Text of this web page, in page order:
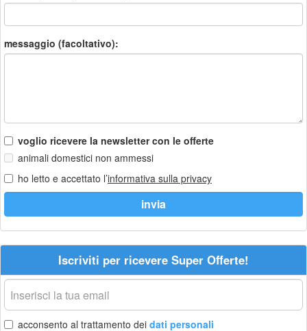
messaggio (facoltativo):
voglio ricevere la newsletter con le offerte
animali domestici non ammessi
ho letto e accettato l’informativa sulla privacy
Iscriviti per ricevere Super Offerte!
La
tua
email
acconsento al trattamento dei dati personali